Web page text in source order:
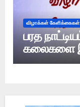
விழாக்கள் கேளிக்கைகள்
பரத
கலைகளை